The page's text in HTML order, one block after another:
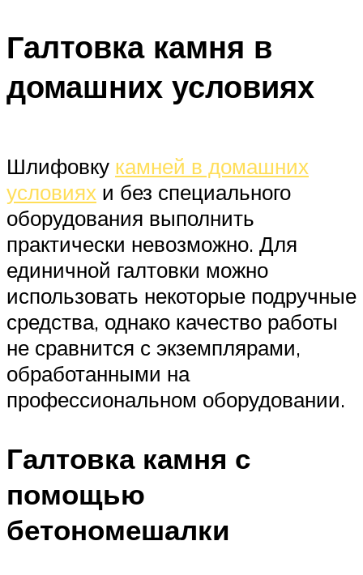
Галтовка камня в
домашних условиях
Шлифовку камней в домашних
условиях и без специального
оборудования выполнить
практически невозможно. Для
единичной галтовки можно
использовать некоторые подручные
средства, однако качество работы
не сравнится с экземплярами,
обработанными на
профессиональном оборудовании.
Галтовка камня с
помощью
бетономешалки